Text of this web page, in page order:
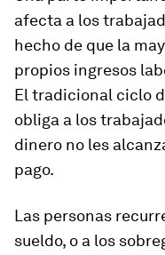
afecta a los
hecho de que la
propios ingresos
El tradicional ciclo
obliga a los
dinero no les
pago.
Las personas
sueldo, o a los